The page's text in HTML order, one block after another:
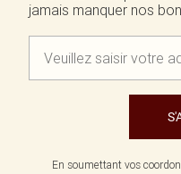
jamais manquer nos
En soumettant vos